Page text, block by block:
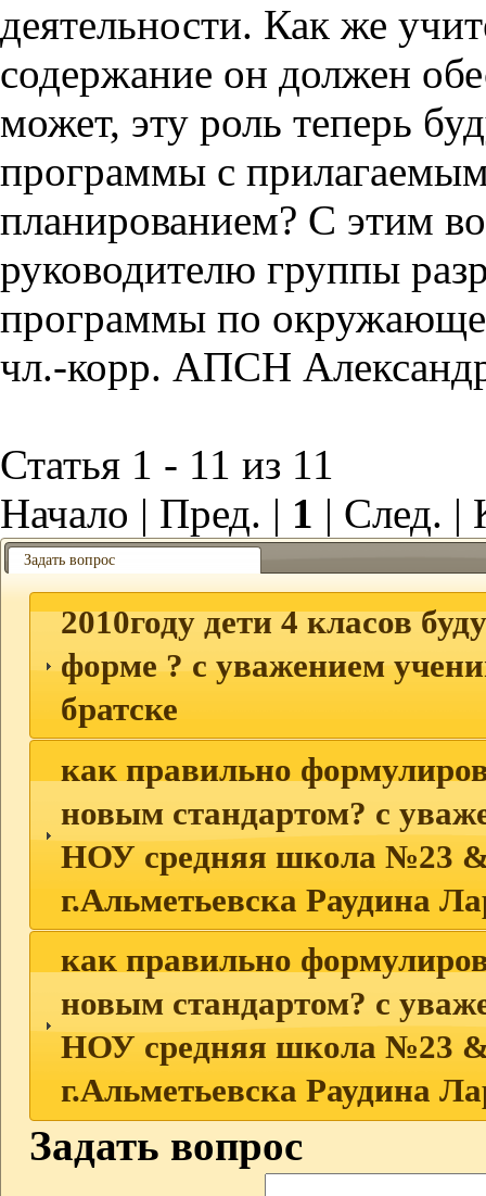
деятельности. Как же
содержание он должен
может, эту роль теперь
программы с
планированием? С этим
руководителю группы
программы по
чл.-корр. АПСН
Статья 1 - 11 из 11
Начало | Пред. | 1 | След. |
Задать вопрос
2010году дети 4 класов
форме ? с уважением
братске
как правильно
новым стандартом? с
НОУ средняя школа №23
г.Альметьевска Раудина
как правильно
новым стандартом? с
НОУ средняя школа №23
г.Альметьевска Раудина
Задать вопрос